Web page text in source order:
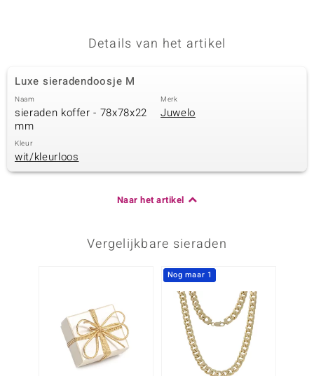
Details van het artikel
Luxe sieradendoosje M
Naam
sieraden koffer - 78x78x22
mm
Merk
Juwelo
Kleur
wit/kleurloos
Naar het artikel
Vergelijkbare sieraden
Nog maar 1